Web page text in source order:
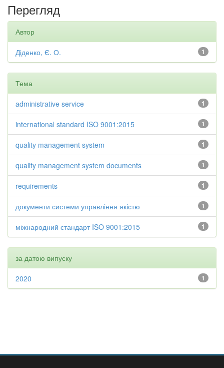
Перегляд
Автор
1
Діденко, Є. О.
Тема
1
administrative service
1
international standard ISO 9001:2015
1
quality management system
1
quality management system documents
1
requirements
1
документи системи управління якістю
1
міжнародний стандарт ISO 9001:2015
за датою випуску
1
2020